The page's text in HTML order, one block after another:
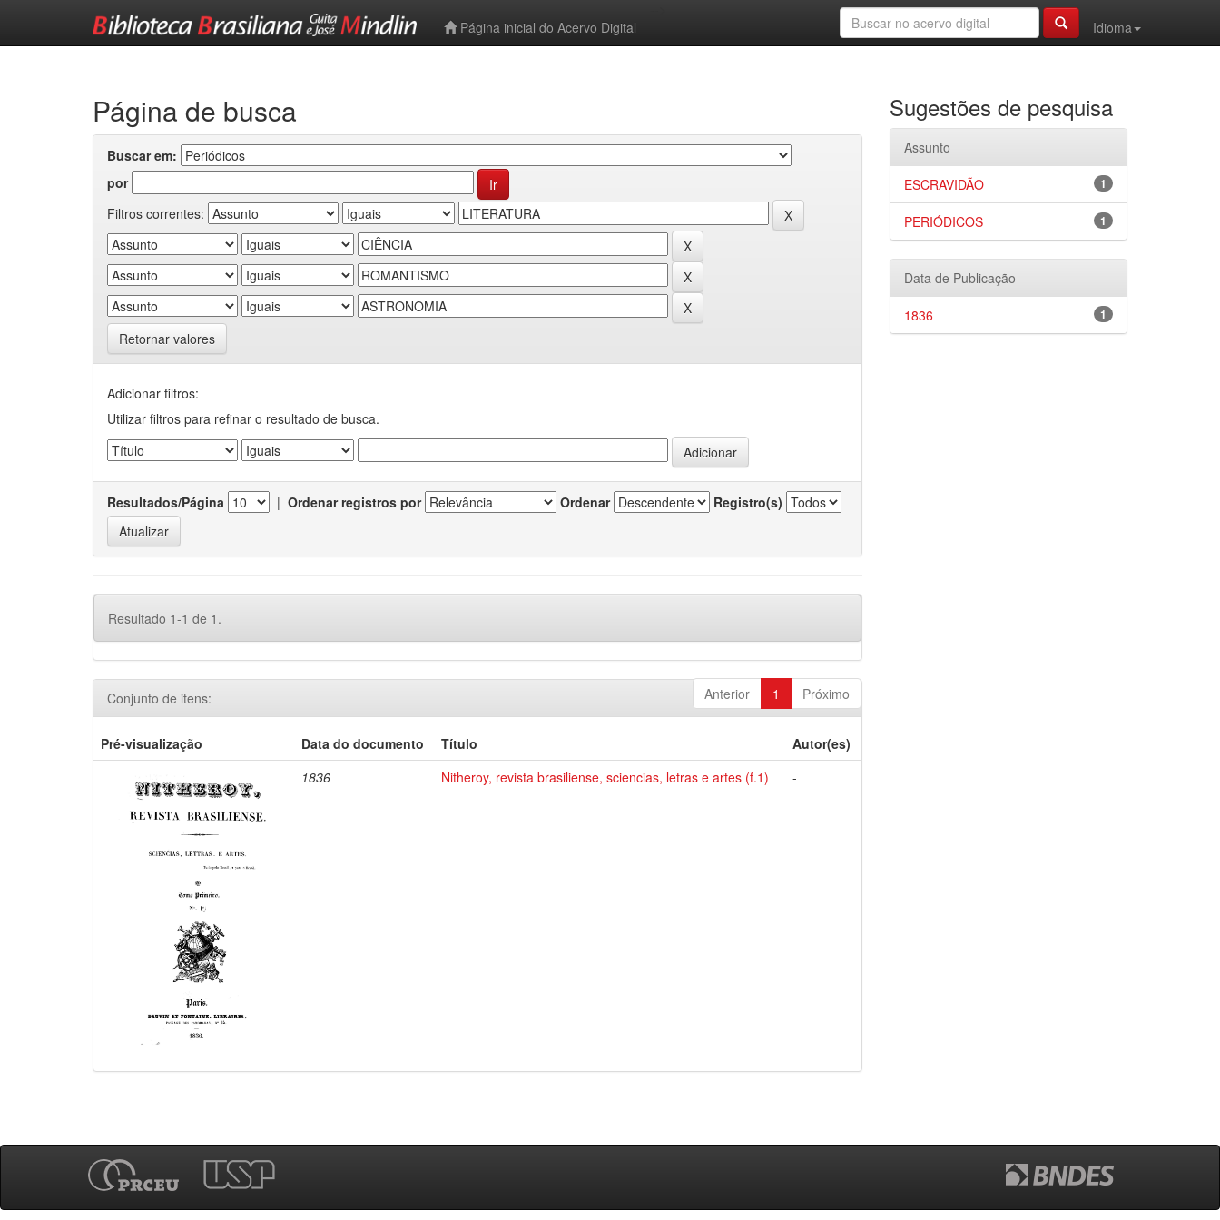
Página inicial do Acervo Digital
Idioma
Página de busca
Buscar em:
por
Filtros correntes:
Retornar valores
Adicionar filtros:
Utilizar filtros para refinar o resultado de busca.
Resultados/Página | Ordenar registros por Ordenar Registro(s)
Resultado 1-1 de 1.
Anterior 1 Próximo
Conjunto de itens:
Pré-visualização Data do documento Título
Autor(es)
1836
Nitheroy, revista brasiliense, sciencias, letras e artes (f.1) -
Sugestões de pesquisa
Assunto
1
ESCRAVIDÃO
1
PERIÓDICOS
Data de Publicação
1
1836